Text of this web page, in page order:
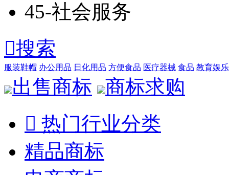
45-社会服务
搜索
服装鞋帽 办公用品 日化用品 方便食品 医疗器械 食品 教育娱乐
出售商标
商标求购
 热门行业分类
精品商标